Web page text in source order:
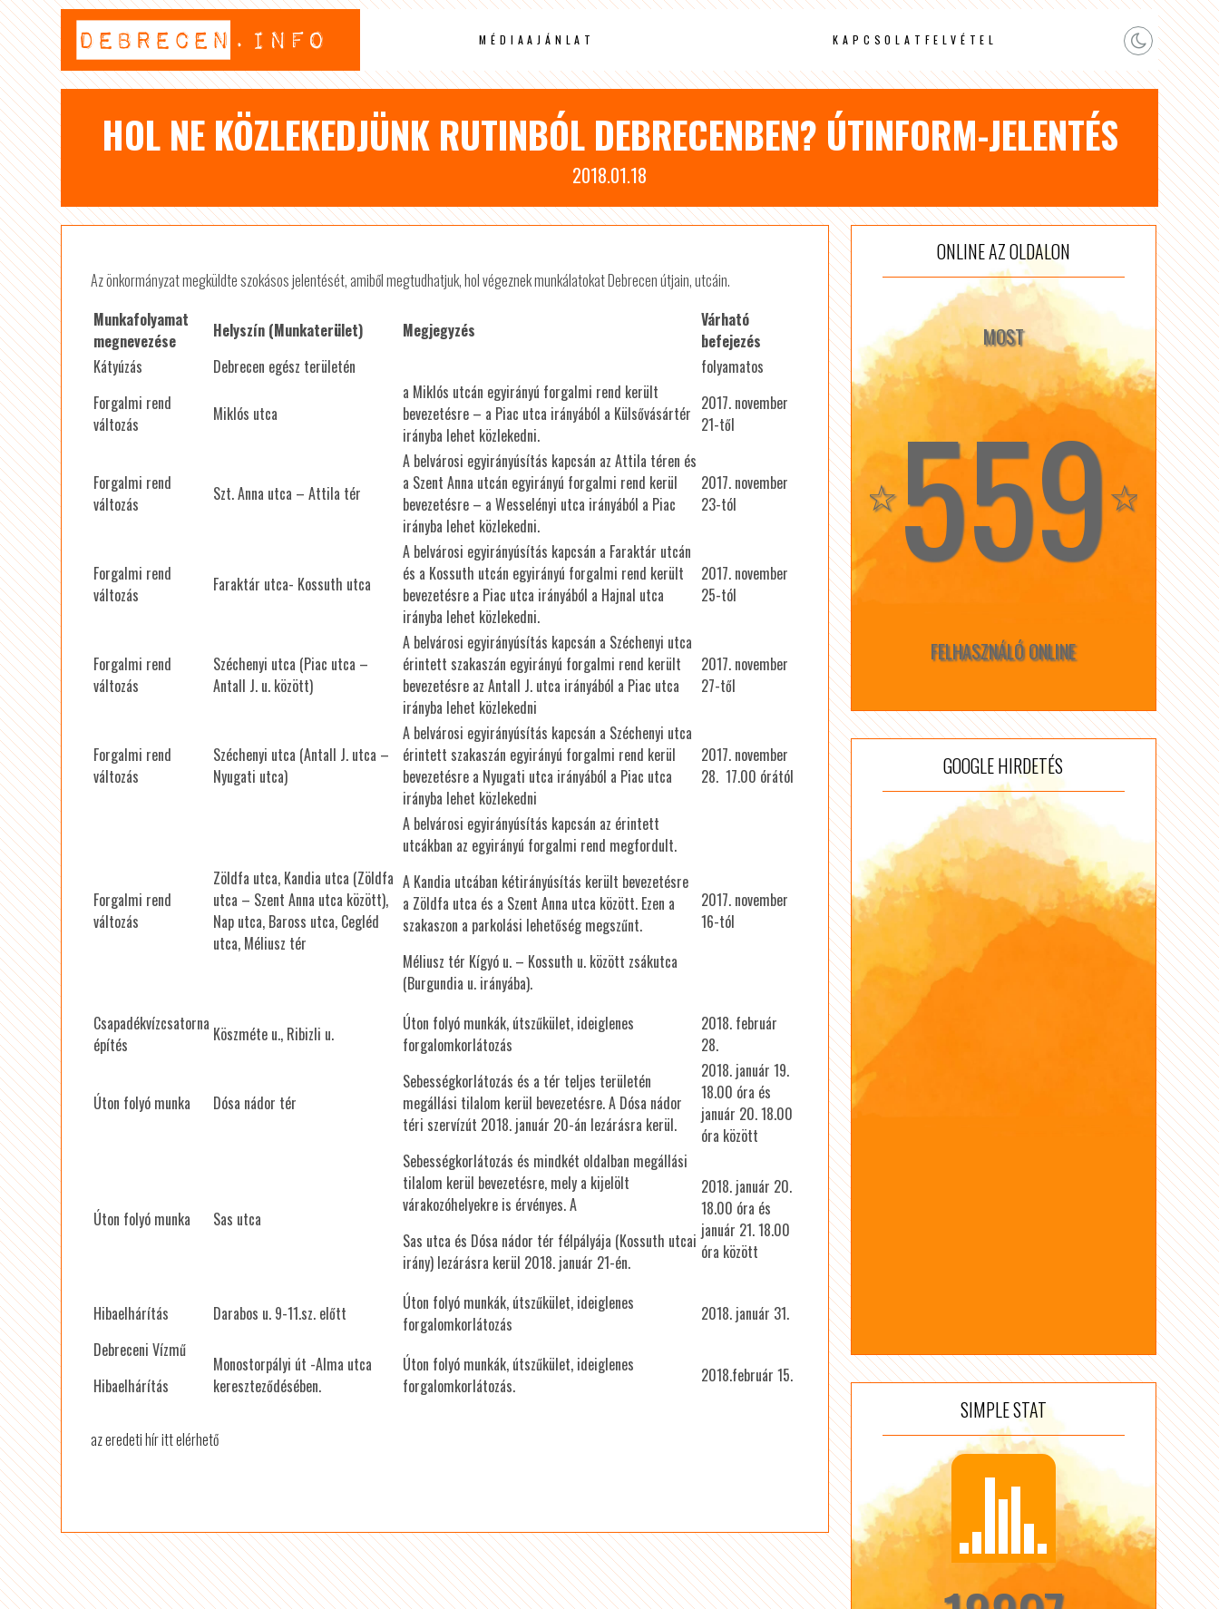
MÉDIAAJÁNLAT KAPCSOLATFELVÉTEL
HOL NE KÖZLEKEDJÜNK RUTINBÓL DEBRECENBEN? ÚTINFORM-JELENTÉS
2018.01.18
Az önkormányzat megküldte szokásos jelentését, amiből megtudhatjuk, hol végeznek munkálatokat Debrecen útjain, utcáin.
Munkafolyamat
megnevezése
Helyszín (Munkaterület) Megjegyzés
Várható
befejezés
Kátyúzás
Debrecen egész területén
folyamatos
Forgalmi rend
változás
Miklós utca
a Miklós utcán egyirányú forgalmi rend került
bevezetésre – a Piac utca irányából a Külsővásártér
irányba lehet közlekedni.
2017. november
21-től
Forgalmi rend
változás
Szt. Anna utca – Attila tér
A belvárosi egyirányúsítás kapcsán az Attila téren és
a Szent Anna utcán egyirányú forgalmi rend kerül
bevezetésre – a Wesselényi utca irányából a Piac
irányba lehet közlekedni.
2017. november
23-tól
Forgalmi rend
változás
Faraktár utca- Kossuth utca
A belvárosi egyirányúsítás kapcsán a Faraktár utcán
és a Kossuth utcán egyirányú forgalmi rend került
bevezetésre a Piac utca irányából a Hajnal utca
irányba lehet közlekedni.
2017. november
25-tól
Forgalmi rend
változás
Széchenyi utca (Piac utca –
Antall J. u. között)
A belvárosi egyirányúsítás kapcsán a Széchenyi utca
érintett szakaszán egyirányú forgalmi rend került
bevezetésre az Antall J. utca irányából a Piac utca
irányba lehet közlekedni
2017. november
27-től
Forgalmi rend
változás
Széchenyi utca (Antall J. utca –
Nyugati utca)
A belvárosi egyirányúsítás kapcsán a Széchenyi utca
érintett szakaszán egyirányú forgalmi rend kerül
bevezetésre a Nyugati utca irányából a Piac utca
irányba lehet közlekedni
2017. november
28. 17.00 órától
Forgalmi rend
változás
Zöldfa utca, Kandia utca (Zöldfa
utca – Szent Anna utca között),
Nap utca, Baross utca, Cegléd
utca, Méliusz tér
A belvárosi egyirányúsítás kapcsán az érintett
utcákban az egyirányú forgalmi rend megfordult.
A Kandia utcában kétirányúsítás került bevezetésre
a Zöldfa utca és a Szent Anna utca között. Ezen a
szakaszon a parkolási lehetőség megszűnt.
Méliusz tér Kígyó u. – Kossuth u. között zsákutca
(Burgundia u. irányába).
2017. november
16-tól
Csapadékvízcsatorna
építés
Köszméte u., Ribizli u.
Úton folyó munkák, útszűkület, ideiglenes
forgalomkorlátozás
2018. február
28.
Úton folyó munka Dósa nádor tér
Sebességkorlátozás és a tér teljes területén
megállási tilalom kerül bevezetésre. A Dósa nádor
téri szervízút 2018. január 20-án lezárásra kerül.
2018. január 19.
18.00 óra és
január 20. 18.00
óra között
Úton folyó munka Sas utca
Sebességkorlátozás és mindkét oldalban megállási
tilalom kerül bevezetésre, mely a kijelölt
várakozóhelyekre is érvényes. A
Sas utca és Dósa nádor tér félpályája (Kossuth utcai
irány) lezárásra kerül 2018. január 21-én.
2018. január 20.
18.00 óra és
január 21. 18.00
óra között
Hibaelhárítás Darabos u. 9-11.sz. előtt
Úton folyó munkák, útszűkület, ideiglenes
forgalomkorlátozás
2018. január 31.
Debreceni Vízmű
Hibaelhárítás
Monostorpályi út -Alma utca
kereszteződésében.
Úton folyó munkák, útszűkület, ideiglenes
forgalomkorlátozás.
2018.február 15.
az eredeti hír itt elérhető
ONLINE AZ OLDALON
MOST
☆559☆
FELHASZNÁLÓ ONLINE
GOOGLE HIRDETÉS
SIMPLE STAT